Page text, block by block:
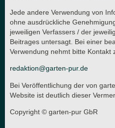
Jede andere Verwendung von
ohne ausdrückliche
jeweiligen Verfassers / der
Beitrages untersagt. Bei einer
Verwendung nehmt bitte Kontakt
redaktion@garten-pur.de
Bei Veröffentlichung der von
Website ist deutlich dieser
Copyright © garten-pur GbR